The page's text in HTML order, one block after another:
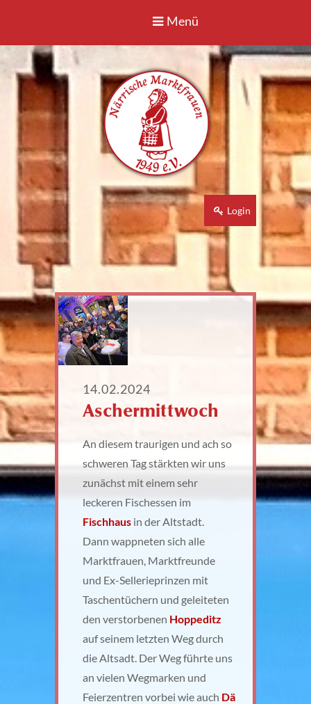
Menü
Login
14.02.2024
Aschermittwoch
An diesem traurigen und ach so
schweren Tag stärkten wir uns
zunächst mit einem sehr
leckeren Fischessen im
Fischhaus in der Altstadt.
Dann wappneten sich alle
Marktfrauen, Marktfreunde
und Ex-Sellerieprinzen mit
Taschentüchern und geleiteten
den verstorbenen Hoppeditz
auf seinem letzten Weg durch
die Altsadt. Der Weg führte uns
an vielen Wegmarken und
Feierzentren vorbei wie auch Dä